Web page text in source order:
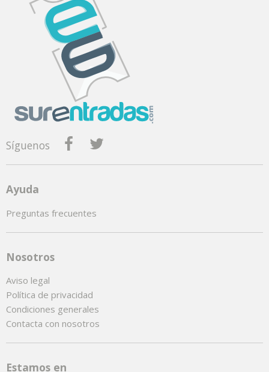
Síguenos
Ayuda
Preguntas frecuentes
Nosotros
Aviso legal
Política de privacidad
Condiciones generales
Contacta con nosotros
Estamos en